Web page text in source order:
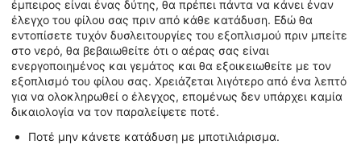
έμπειρος είναι ένας δύτης, θα πρέπει πάντα να κάνει έναν
έλεγχο του φίλου σας πριν από κάθε κατάδυση. Εδώ θα
εντοπίσετε τυχόν δυσλειτουργίες του εξοπλισμού πριν μπείτε
στο νερό, θα βεβαιωθείτε ότι ο αέρας σας είναι
ενεργοποιημένος και γεμάτος και θα εξοικειωθείτε με τον
εξοπλισμό του φίλου σας. Χρειάζεται λιγότερο από ένα λεπτό
για να ολοκληρωθεί ο έλεγχος, επομένως δεν υπάρχει καμία
δικαιολογία να τον παραλείψετε ποτέ.
Ποτέ μην κάνετε κατάδυση με μποτιλιάρισμα.